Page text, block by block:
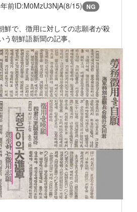
前ID:M0MzU3NjA(8/15) NG
鮮で、徴用に対しての志願者が殺
朝鮮語新聞の記事。